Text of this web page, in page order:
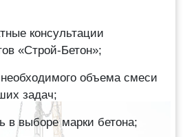
консультации
«Строй-Бетон»;
необходимого объема смеси
задач;
в выборе марки бетона;